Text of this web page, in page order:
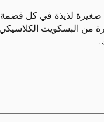
صغيرة لذيذة في كل
من البسكويت